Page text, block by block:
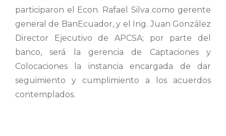
participaron el Econ. Rafael Silva como gerente
general de BanEcuador, y el Ing. Juan González
Director Ejecutivo de APCSA; por parte del
banco, será la gerencia de Captaciones y
Colocaciones la instancia encargada de dar
seguimiento y cumplimiento a los acuerdos
contemplados.